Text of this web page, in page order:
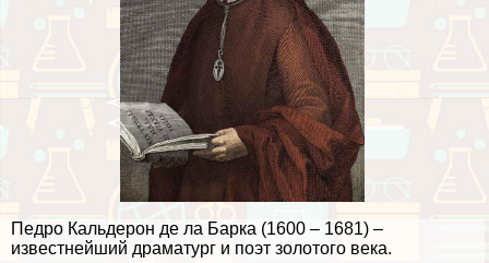
Педро Кальдерон де ла Барка (1600 – 1681) –
известнейший драматург и поэт золотого века.